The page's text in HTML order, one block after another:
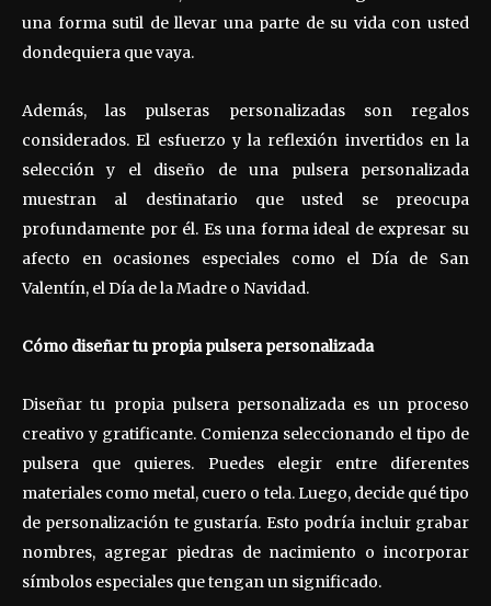
una forma sutil de llevar una parte de su vida con usted
dondequiera que vaya.
Además, las pulseras personalizadas son regalos
considerados. El esfuerzo y la reflexión invertidos en la
selección y el diseño de una pulsera personalizada
muestran al destinatario que usted se preocupa
profundamente por él. Es una forma ideal de expresar su
afecto en ocasiones especiales como el Día de San
Valentín, el Día de la Madre o Navidad.
Cómo diseñar tu propia pulsera personalizada
Diseñar tu propia pulsera personalizada es un proceso
creativo y gratificante. Comienza seleccionando el tipo de
pulsera que quieres. Puedes elegir entre diferentes
materiales como metal, cuero o tela. Luego, decide qué tipo
de personalización te gustaría. Esto podría incluir grabar
nombres, agregar piedras de nacimiento o incorporar
símbolos especiales que tengan un significado.